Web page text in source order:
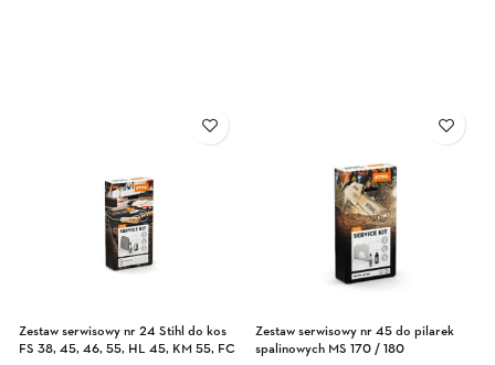
Zestaw serwisowy nr 24 Stihl do kos
FS 38, 45, 46, 55, HL 45, KM 55, FC
Zestaw serwisowy nr 45 do pilarek
spalinowych MS 170 / 180